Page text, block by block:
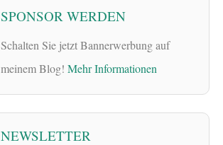
SPONSOR WERDEN
Schalten Sie jetzt Bannerwerbung auf
meinem Blog! Mehr Informationen
NEWSLETTER